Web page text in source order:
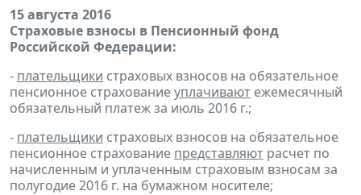
15 августа 2016
Страховые взносы в Пенсионный фонд
Российской Федерации:
- плательщики страховых взносов на обязательное
пенсионное страхованиеуплачивают ежемесячный
обязательный платеж за июль 2016 г.;
- плательщики страховых взносов на обязательное
пенсионное страхование представляют расчет по
начисленным и уплаченным страховым взносам за
полугодие 2016 г. на бумажном носителе;